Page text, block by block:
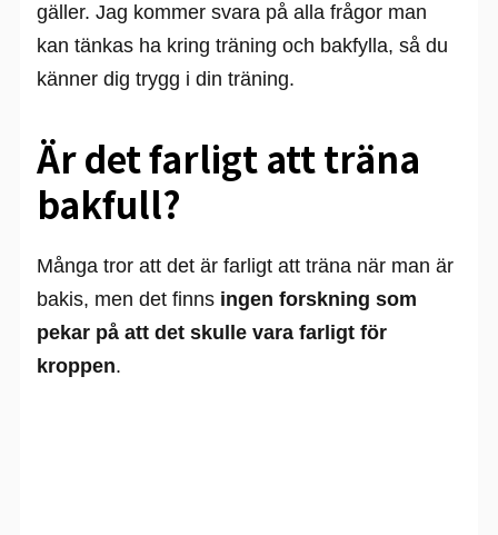
gäller. Jag kommer svara på alla frågor man
kan tänkas ha kring träning och bakfylla, så du
känner dig trygg i din träning.
Är det farligt att träna
bakfull?
Många tror att det är farligt att träna när man är
bakis, men det finns ingen forskning som
pekar på att det skulle vara farligt för
kroppen.